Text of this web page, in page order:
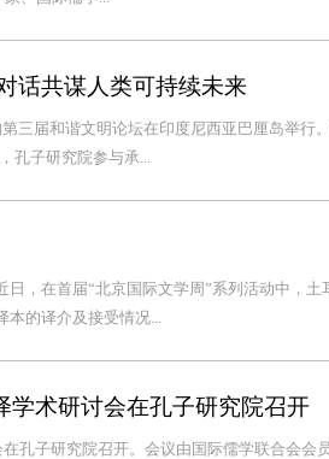
话共谋人类可持续未来
三届和谐文明论坛在印度尼西亚巴厘岛举行
孔子研究院参与承...
，在首届“北京国际文学周”系列活动中，土
的译介及接受情况...
术研讨会在孔子研究院召开
孔子研究院召开。会议由国际儒学联合会会